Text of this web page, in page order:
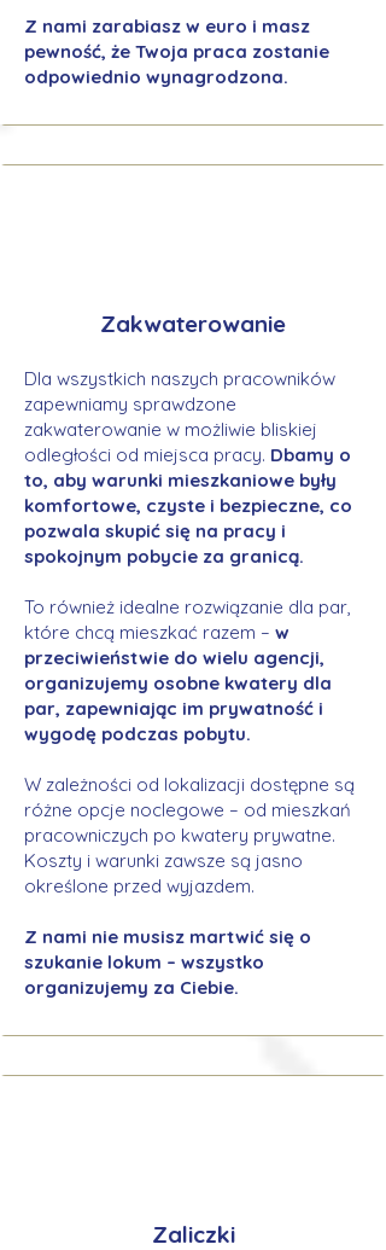
Z nami zarabiasz w euro i masz
pewność, że Twoja praca zostanie
odpowiednio wynagrodzona.
Zakwaterowanie
Dla wszystkich naszych pracowników
zapewniamy sprawdzone
zakwaterowanie w możliwie bliskiej
odległości od miejsca pracy. Dbamy o
to, aby warunki mieszkaniowe były
komfortowe, czyste i bezpieczne, co
pozwala skupić się na pracy i
spokojnym pobycie za granicą.
To również idealne rozwiązanie dla par,
które chcą mieszkać razem – w
przeciwieństwie do wielu agencji,
organizujemy osobne kwatery dla
par, zapewniając im prywatność i
wygodę podczas pobytu.
W zależności od lokalizacji dostępne są
różne opcje noclegowe – od mieszkań
pracowniczych po kwatery prywatne.
Koszty i warunki zawsze są jasno
określone przed wyjazdem.
Z nami nie musisz martwić się o
szukanie lokum – wszystko
organizujemy za Ciebie.
Zaliczki